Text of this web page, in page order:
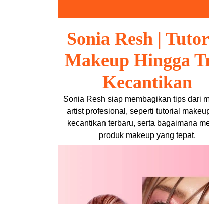
Sonia Resh |
Makeup Hingga
Kecantikan
Sonia Resh siap membagikan tips dari
artist profesional, seperti tutorial
kecantikan terbaru, serta bagaimana
produk makeup yang tepat.